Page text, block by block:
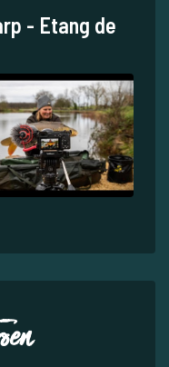
- Etang de